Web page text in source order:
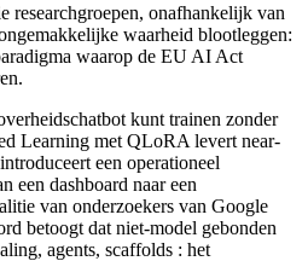
researchgroepen, onafhankelijk van
waarheid blootleggen:
waarop de EU AI Act
kunt trainen zonder
Learning met QLoRA levert near-
een operationeel
een dashboard naar een
van onderzoekers van Google
betoogt dat niet-model gebonden
agents, scaffolds : het